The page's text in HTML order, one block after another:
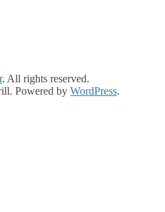
. All rights reserved.
Powered by WordPress.